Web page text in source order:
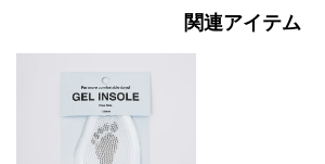
関連アイテム